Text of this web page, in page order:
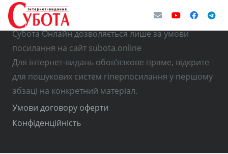
© Використання матеріалів з інтернет-видання
Субота Онлайн дозволяється лише за умови
посилання на сайт subota.online
Для інтернет-видань обов’язкове пряме, відкрите
для пошукових систем гіперпосилання у першому
абзаці на конкретний матеріал.
Умови договору оферти
Конфіденційність